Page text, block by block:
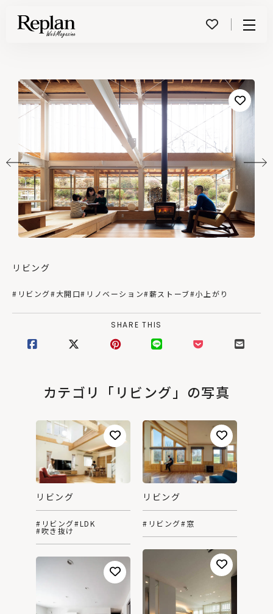
リビング
#リビング#大開口#リノベーション#薪ストーブ#小上がり
SHARE THIS
カテゴリ「リビング」の写真
リビング
#リビング#LDK
#吹き抜け
リビング
#リビング#窓